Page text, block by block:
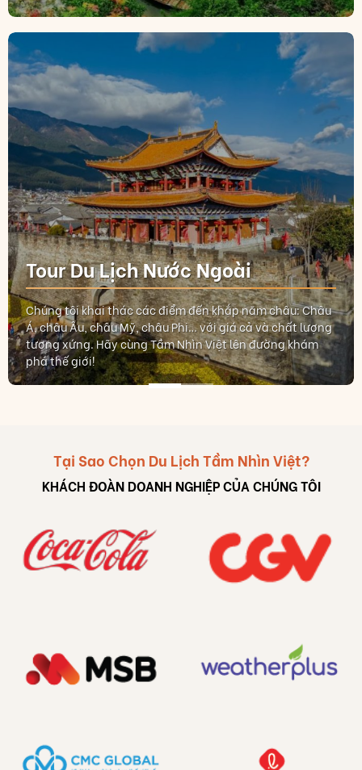
Tour Du Lịch Nước Ngoài
Chúng tôi khai thác các điểm đến khắp năm châu: Châu
Á, châu Âu, châu Mỹ, châu Phi… với giá cả và chất lượng
tương xứng. Hãy cùng Tầm Nhìn Việt lên đường khám
phá thế giới!
Tại Sao Chọn Du Lịch Tầm Nhìn Việt?
KHÁCH ĐOÀN DOANH NGHIỆP CỦA CHÚNG TÔI